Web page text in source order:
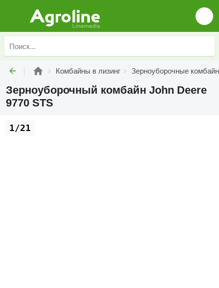
Комбайны в лизинг Зерноуборочные
Зерноуборочный комбайн John Deere
9770 STS
1/21